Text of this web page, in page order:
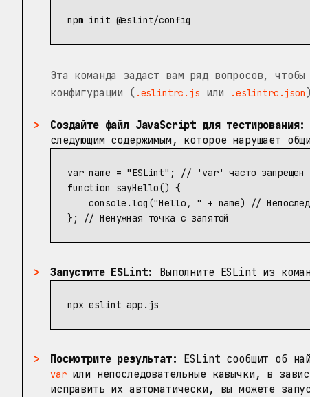
Эта команда задаст вам ряд вопросов, чтобы
конфигурации ( .eslintrc.js или .eslintrc.json
Создайте файл JavaScript для тестирования:
следующим содержимым, которое нарушает
var name = "ESLint" ;
// 'var' часто
function
sayHello() {
console .log ("Hello, " + name)
//
};
// Ненужная точка с запятой
Запустите ESLint: Выполните ESLint из
Посмотрите результат: ESLint сообщит об
varили непоследовательные кавычки, в
исправить их автоматически, вы можете